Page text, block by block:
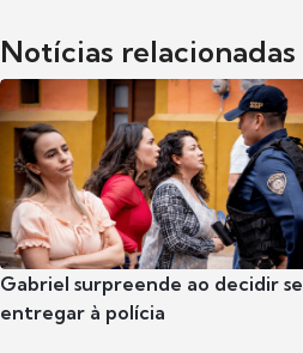
Notícias relacionadas
Gabriel surpreende ao decidir se
entregar à polícia